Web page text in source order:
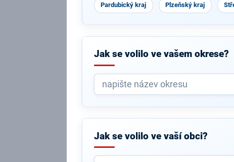
Pardubický kraj Plzeňský kraj
Jak se volilo ve vašem okrese?
Jak se volilo ve vaší obci?